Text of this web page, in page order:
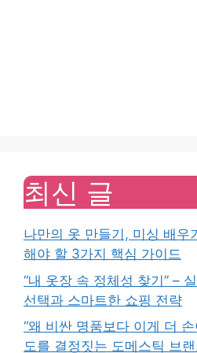
최신 글
나만의 옷 만들기, 미싱 배우
해야 할 3가지 핵심 가이드
“내 옷장 속 정체성 찾기” –
선택과 스마트한 쇼핑 전략
“왜 비싼 명품보다 이게 더
도를 결정짓는 도메스틱 브